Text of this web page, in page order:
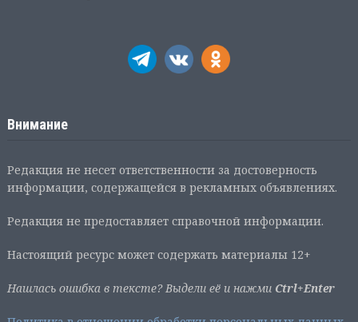
Внимание
Редакция не несет ответственности за достоверность
информации, содержащейся в рекламных объявлениях.
Редакция не предоставляет справочной информации.
Настоящий ресурс может содержать материалы 12+
Нашлась ошибка в тексте? Выдели её и нажми Ctrl+Enter